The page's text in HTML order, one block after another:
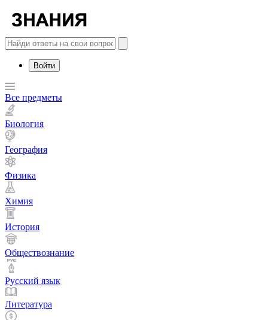
Войти
Все предметы
Биология
География
Физика
Химия
История
Обществознание
Русский язык
Литература